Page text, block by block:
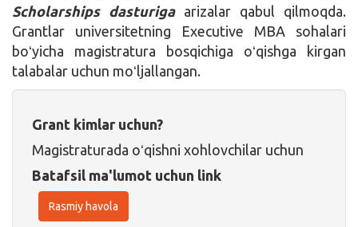
Scholarships dasturiga arizalar qabul qilmoqda.
Grantlar universitetning Executive MBA sohalari
boʻyicha magistratura bosqichiga oʻqishga kirgan
talabalar uchun moʻljallangan.
Grant kimlar uchun?
Magistraturada oʻqishni xohlovchilar uchun
Batafsil ma'lumot uchun link
Rasmiy havola